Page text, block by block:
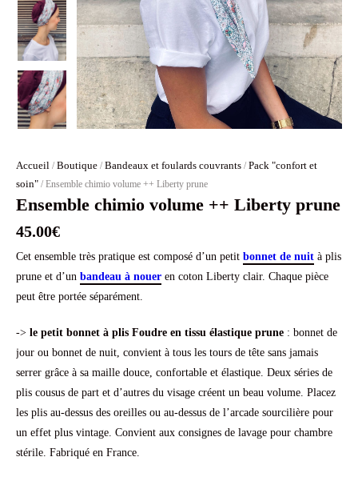
Accueil / Boutique / Bandeaux et foulards couvrants / Pack "confort et
soin" / Ensemble chimio volume ++ Liberty prune
Ensemble chimio volume ++ Liberty prune
45.00€
Cet ensemble très pratique est composé d’un petit bonnet de nuit à plis
prune et d’un bandeau à nouer en coton Liberty clair. Chaque pièce
peut être portée séparément.
-> le petit bonnet à plis Foudre en tissu élastique prune : bonnet de
jour ou bonnet de nuit, convient à tous les tours de tête sans jamais
serrer grâce à sa maille douce, confortable et élastique. Deux séries de
plis cousus de part et d’autres du visage créent un beau volume. Placez
les plis au-dessus des oreilles ou au-dessus de l’arcade sourcilière pour
un effet plus vintage. Convient aux consignes de lavage pour chambre
stérile. Fabriqué en France.